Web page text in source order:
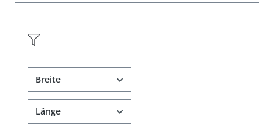
Breite
Länge